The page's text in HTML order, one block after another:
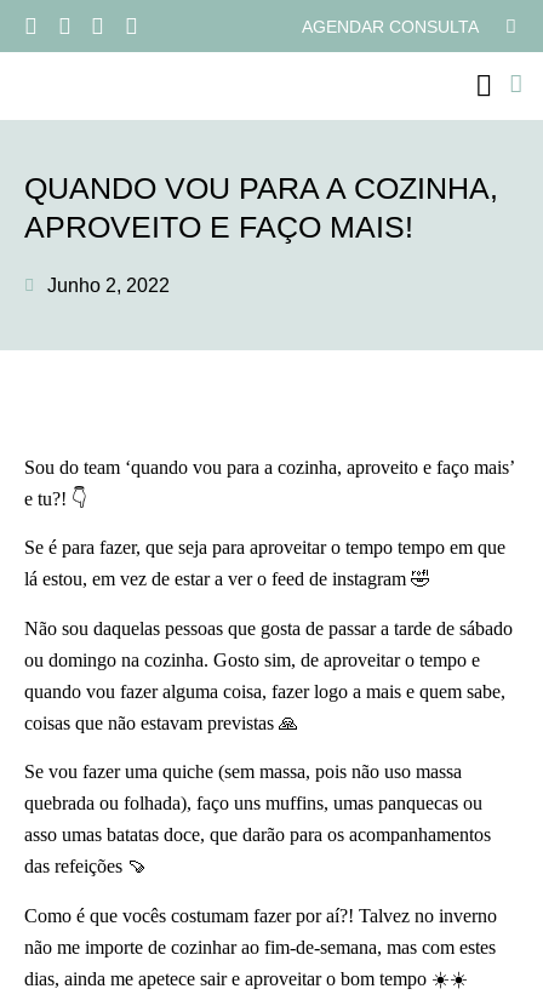
AGENDAR CONSULTA
QUANDO VOU PARA A COZINHA,
APROVEITO E FAÇO MAIS!
Junho 2, 2022
Sou do team ‘quando vou para a cozinha, aproveito e faço mais’
e tu?! 👇
Se é para fazer, que seja para aproveitar o tempo tempo em que
lá estou, em vez de estar a ver o feed de instagram 🤣
Não sou daquelas pessoas que gosta de passar a tarde de sábado
ou domingo na cozinha. Gosto sim, de aproveitar o tempo e
quando vou fazer alguma coisa, fazer logo a mais e quem sabe,
coisas que não estavam previstas 🙏
Se vou fazer uma quiche (sem massa, pois não uso massa
quebrada ou folhada), faço uns muffins, umas panquecas ou
asso umas batatas doce, que darão para os acompanhamentos
das refeições 🍠
Como é que vocês costumam fazer por aí?! Talvez no inverno
não me importe de cozinhar ao fim-de-semana, mas com estes
dias, ainda me apetece sair e aproveitar o bom tempo ☀️☀️